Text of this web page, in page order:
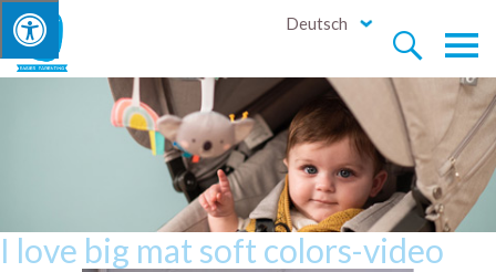


Deutsch
I love big mat soft colors-video